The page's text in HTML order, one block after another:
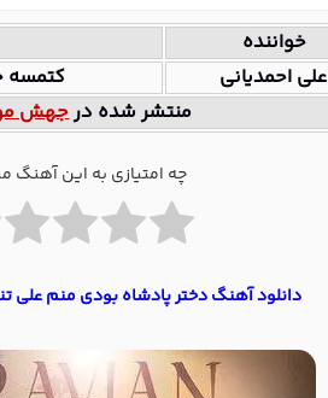
خواننده
علی احمدیانی
کتمسه
منتشر شده درجهش
چه امتیازی به این آهنگ
دانلود آهنگ دختر پادشاه بودی منم علی